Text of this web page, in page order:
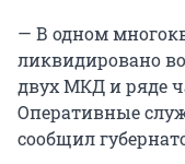
— В одном
ликвидировано
двух МКД и ряде
Оперативные
сообщил